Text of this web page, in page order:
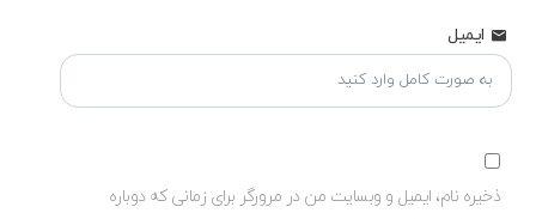
ایمیل
ذخیره نام، ایمیل و وبسایت من در مرورگر برای زمانی که دوباره